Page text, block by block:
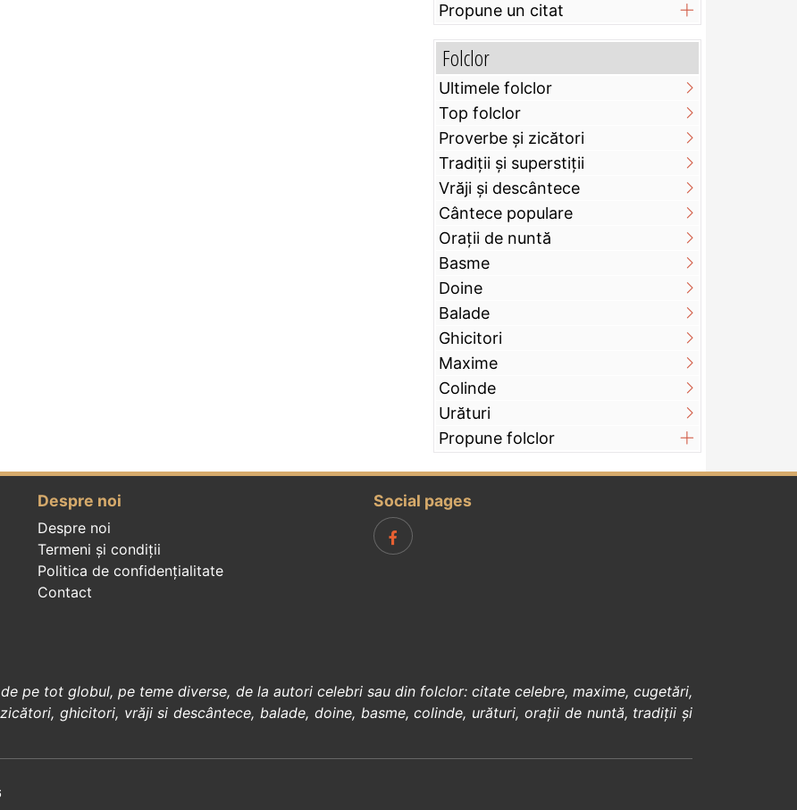
Propune un citat
Folclor
Ultimele folclor
Top folclor
Proverbe și zicători
Tradiții și superstiții
Vrăji și descântece
Cântece populare
Orații de nuntă
Basme
Doine
Balade
Ghicitori
Maxime
Colinde
Urături
Propune folclor
Despre noi
Despre noi
Termeni și condiții
Politica de confidenţialitate
Contact
Social pages
pe tot globul, pe teme diverse, de la autori celebrisau din folclor: citate celebre, maxime,cugetări,
, ghicitori, vrăji si descântece, balade, doine, basme,colinde, urături, orații de nuntă, tradiții și